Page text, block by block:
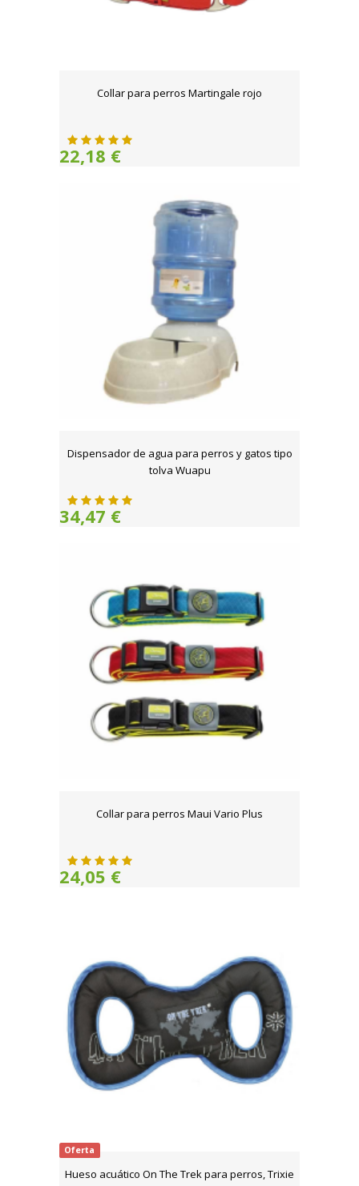
Collar para perros Martingale rojo
22,18 €
Dispensador de agua para perros y gatos tipo
tolva Wuapu
34,47 €
Collar para perros Maui Vario Plus
24,05 €
Oferta
Hueso acuático On The Trek para perros, Trixie